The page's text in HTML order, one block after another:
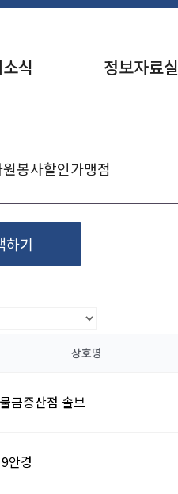
식 정보자료실
봉사할인가맹점
하기
상호명
금증산점 솔브
안경